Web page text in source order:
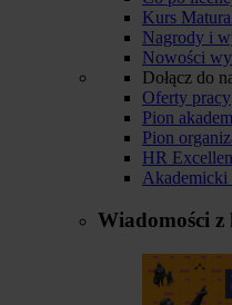
Kurs
Nagrody i
Nowości
Dołącz do
Oferty pracy
Pion
Pion
HR
Akademicki
Wiadomości